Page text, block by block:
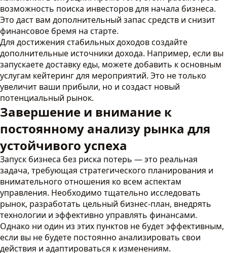
возможность поиска инвесторов для начала бизнеса.
Это даст вам дополнительный запас средств и снизит
финансовое бремя на старте.
Для достижения стабильных доходов создайте
дополнительные источники дохода. Например, если вы
запускаете доставку еды, можете добавить к основным
услугам кейтеринг для мероприятий. Это не только
увеличит ваши прибыли, но и создаст новый
потенциальный рынок.
Завершение и внимание к
постоянному анализу рынка для
устойчивого успеха
Запуск бизнеса без риска потерь — это реальная
задача, требующая стратегического планирования и
внимательного отношения ко всем аспектам
управления. Необходимо тщательно исследовать
рынок, разработать цельный бизнес-план, внедрять
технологии и эффективно управлять финансами.
Однако ни один из этих пунктов не будет эффективным,
если вы не будете постоянно анализировать свои
действия и адаптироваться к изменениям.